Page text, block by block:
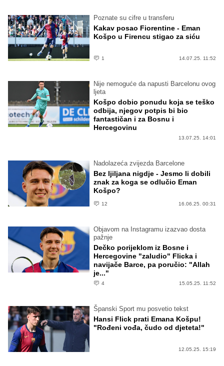
Poznate su cifre u transferu
Kakav posao Fiorentine - Eman
Košpo u Firencu stigao za siću
1 14.07.25. 11:52
Nije nemoguće da napusti Barcelonu ovog
ljeta
Košpo dobio ponudu koja se teško
odbija, njegov potpis bi bio
fantastičan i za Bosnu i
Hercegovinu
13.07.25. 14:01
Nadolazeća zvijezda Barcelone
Bez ljiljana nigdje - Jesmo li dobili
znak za koga se odlučio Eman
Košpo?
12 16.06.25. 00:31
Objavom na Instagramu izazvao dosta
pažnje
Dečko porijeklom iz Bosne i
Hercegovine "zaludio" Flicka i
navijače Barce, pa poručio: "Allah
je..."
4 15.05.25. 11:52
Španski Sport mu posvetio tekst
Hansi Flick prati Emana Košpu!
"Rođeni vođa, čudo od djeteta!"
12.05.25. 15:19